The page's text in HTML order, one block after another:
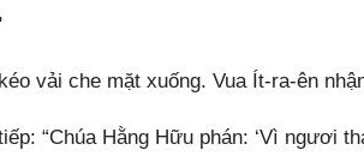
vải che mặt xuống. Vua Ít-ra-ên
“Chúa Hằng Hữu phán: ‘Vì ngươi